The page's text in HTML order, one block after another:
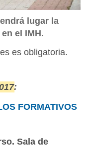
lugar la
el IMH.
es obligatoria.
:
FORMATIVOS
Sala de